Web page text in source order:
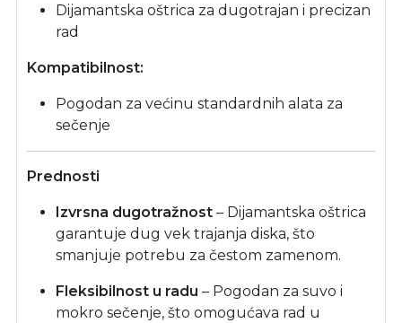
Dijamantska oštrica za dugotrajan i precizan
rad
Kompatibilnost:
Pogodan za većinu standardnih alata za
sečenje
Prednosti
Izvrsna dugotražnost – Dijamantska oštrica
garantuje dug vek trajanja diska, što
smanjuje potrebu za čestom zamenom.
Fleksibilnost u radu – Pogodan za suvo i
mokro sečenje, što omogućava rad u